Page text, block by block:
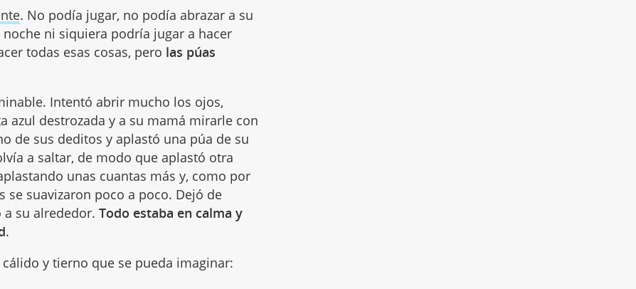
. No podía jugar, no podía abrazar a su
ni siquiera podría jugar a hacer
todas esas cosas, pero las púas
Intentó abrir mucho los ojos,
azul destrozada y a su mamá mirarle con
de sus deditos y aplastó una púa de su
a saltar, de modo que aplastó otra
unas cuantas más y, como por
se suavizaron poco a poco. Dejó de
a su alrededor.Todo estaba en calma y
.
y tierno que se pueda imaginar: